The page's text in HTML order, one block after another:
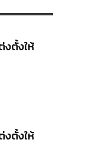
งตั้งให้
งตั้งให้